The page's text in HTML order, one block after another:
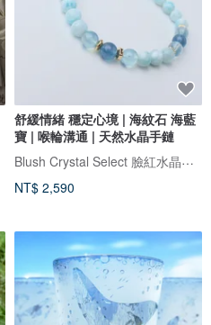
舒緩情緒 穩定心境 | 海紋石 海藍
寶 | 喉輪溝通 | 天然水晶手鏈
Blush Crystal Select 臉紅水晶飾品選物店
NT$ 2,590